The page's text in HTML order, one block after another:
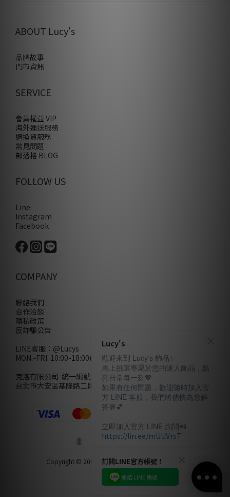
立即購買
ABOUT Lucy's
品牌故事
門市資訊
SERVICE
會員權益 VIP
海外運送服務
退換貨服務
常見問題
部落格 BLOG
FOLLOW US
Line
Instagram
Facebook
COMPANY
聯絡我們
合作洽談
隱私政策
反詐騙公告
LINE客服： @Lucys
MON.-FRI. 10:00-18:00(不含例假日)
克洛有限公司 統一編號28858320
台北市大安區基隆路二段110號10樓
Copyright © 2000-2026 Lucy's All rights reserved.
訂閱LINE官方帳號！
連結 LINE 帳號
Lucy's
歡迎來到 Lucy's 飾品✨
馬上挑選專屬於您的迷人飾品，點
亮日常每一刻💖
如果有任何問題，歡迎隨時加入官
方 LINE 客服，我們將儘快為您解
答💬💕
立即加入官方 LINE 詢問📲
https://lin.ee/mUUVrsT